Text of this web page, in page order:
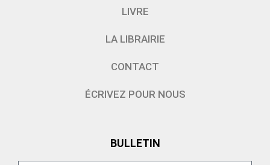
LIVRE
LA LIBRAIRIE
CONTACT
ÉCRIVEZ POUR NOUS
BULLETIN